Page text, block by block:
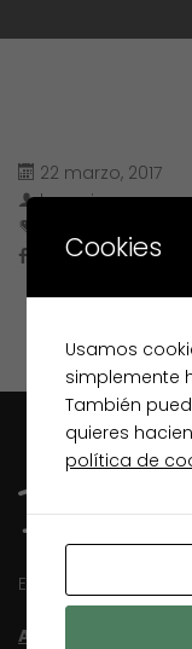
22 marzo, 2017
lugopiso
Especialistas
Aviso Legal
Cookies
Usamos
simplemente
También
quieres
política de